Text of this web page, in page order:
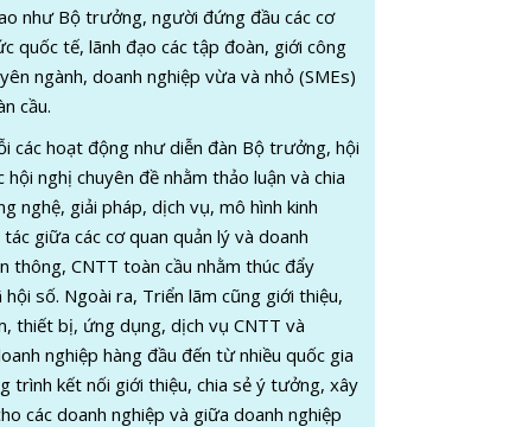
như Bộ trưởng, người đứng đầu các cơ
quốc tế, lãnh đạo các tập đoàn, giới công
ngành, doanh nghiệp vừa và nhỏ (SMEs)
cầu.
các hoạt động như diễn đàn Bộ trưởng, hội
nghị chuyên đề nhằm thảo luận và chia
nghệ, giải pháp, dịch vụ, mô hình kinh
giữa các cơ quan quản lý và doanh
thông, CNTT toàn cầu nhằm thúc đẩy
hội số. Ngoài ra, Triển lãm cũng giới thiệu,
thiết bị, ứng dụng, dịch vụ CNTT và
nghiệp hàng đầu đến từ nhiều quốc gia
trình kết nối giới thiệu, chia sẻ ý tưởng, xây
các doanh nghiệp và giữa doanh nghiệp